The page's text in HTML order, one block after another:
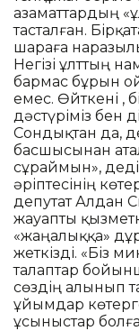
азаматтардың
тасталған.
шараға
Негізі ұлттың
бармас бұрын
емес. Өйткені ,
дәстүріміз бен
Сондықтан да,
басшысынан
сұраймын»,
әріптесінің
депутат Алдан
жауапты
«жаңалыққа»
жеткізді. «Біз
талаптар
сөздің алынып
ұйымдар
ұсыныстар